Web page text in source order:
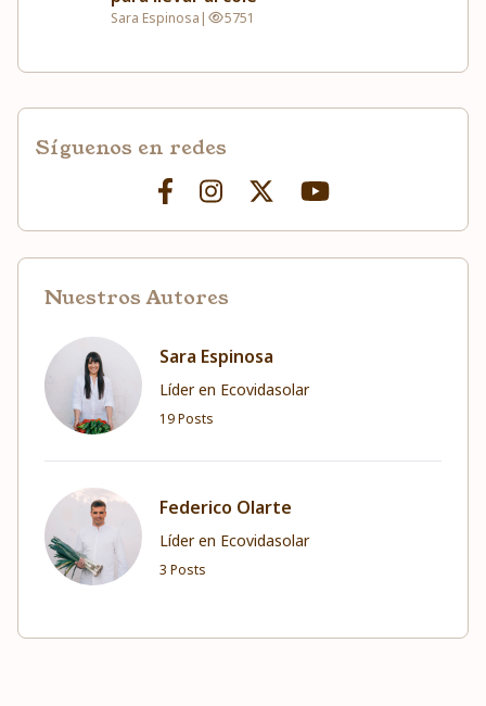
Sara Espinosa | 5751
Síguenos en redes
Nuestros Autores
Sara Espinosa
Líder en Ecovidasolar
19 Posts
Federico Olarte
Líder en Ecovidasolar
3 Posts